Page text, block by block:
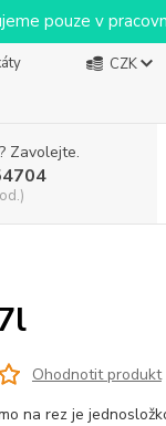
pouze v
CZK
Zavolejte.
Ohodnotit produkt
na rez je